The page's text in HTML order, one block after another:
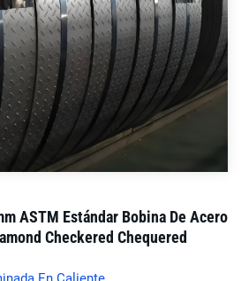
ASTM Estándar Bobina De Acero
Checkered Chequered